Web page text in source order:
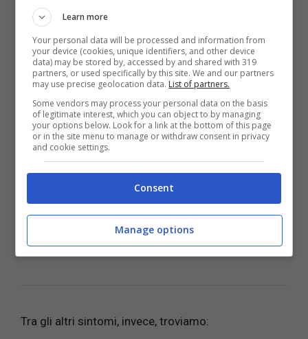
Tutti i sintomi dell’ernia
iatale: fate molta attenzione!
Il quadro clinico dell’ernia iatale è piuttosto
variabile: essa può manifestarsi attraverso una
lunga serie di sintomi davvero diversi tra di loro.
più comune è il classico reflusso gastroesofageo:
è sicuramente quello più diffuso e che fa scattare
l’allarme in chi ne soffre.
Tecar terapia: a cosa serve e quali
sono i benefici sull’organismo
Tra gli altri sintomi, invece, troviamo:
Learn more
Your personal data will be processed and information from
your device (cookies, unique identifiers, and other device
data) may be stored by, accessed by and shared with 319
partners, or used specifically by this site. We and our partners
may use precise geolocation data. List of partners.
Some vendors may process your personal data on the basis
of legitimate interest, which you can object to by managing
your options below. Look for a link at the bottom of this page
or in the site menu to manage or withdraw consent in privacy
and cookie settings.
Consent
Manage options